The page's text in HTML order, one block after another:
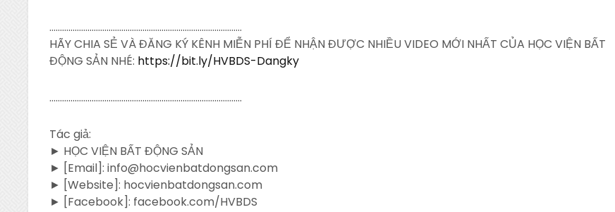
……………………………………………………………………………….
HÃY CHIA SẺ VÀ ĐĂNG KÝ KÊNH MIỄN PHÍ ĐỂ NHẬN ĐƯỢC NHIỀU VIDEO MỚI NHẤT CỦA HỌC VIỆN BẤT
ĐỘNG SẢN NHÉ: https://bit.ly/HVBDS-Dangky
……………………………………………………………………………….
Tác giả:
► HỌC VIỆN BẤT ĐỘNG SẢN
► [Email]: info@hocvienbatdongsan.com
► [Website]: hocvienbatdongsan.com
► [Facebook]: facebook.com/HVBDS